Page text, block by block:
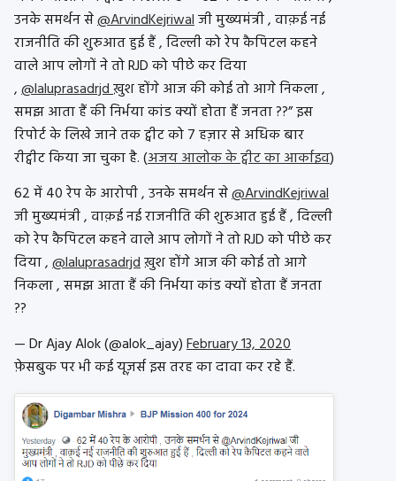
उनके समर्थन से@ArvindKejriwalजी मुख्यमंत्री , वाक़ई नई
राजनीति की शुरुआत हुई हैं , दिल्ली को रेप कैपिटल कहने
वाले आप लोगों ने तो RJD को पीछे कर दिया
,@laluprasadrjdख़ुश होंगे आज की कोई तो आगे निकला ,
समझ आता हैं की निर्भया कांड क्यों होता हैं जनता ??” इस
रिपोर्ट के लिखे जाने तक ट्वीट को 7 हज़ार से अधिक बार
रीट्वीट किया जा चुका है. (अजय आलोक के ट्वीट का आर्काइव)
62 में 40 रेप के आरोपी , उनके समर्थन से@ArvindKejriwal
जी मुख्यमंत्री , वाक़ई नई राजनीति की शुरुआत हुई हैं , दिल्ली
को रेप कैपिटल कहने वाले आप लोगों ने तो RJD को पीछे कर
दिया ,@laluprasadrjdख़ुश होंगे आज की कोई तो आगे
निकला , समझ आता हैं की निर्भया कांड क्यों होता हैं जनता
??
— Dr Ajay Alok (@alok_ajay)February 13, 2020
फ़ेसबुक पर भी कई यूज़र्स इस तरह का दावा कर रहे हैं.